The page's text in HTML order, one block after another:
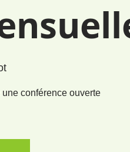
conférence ouverte